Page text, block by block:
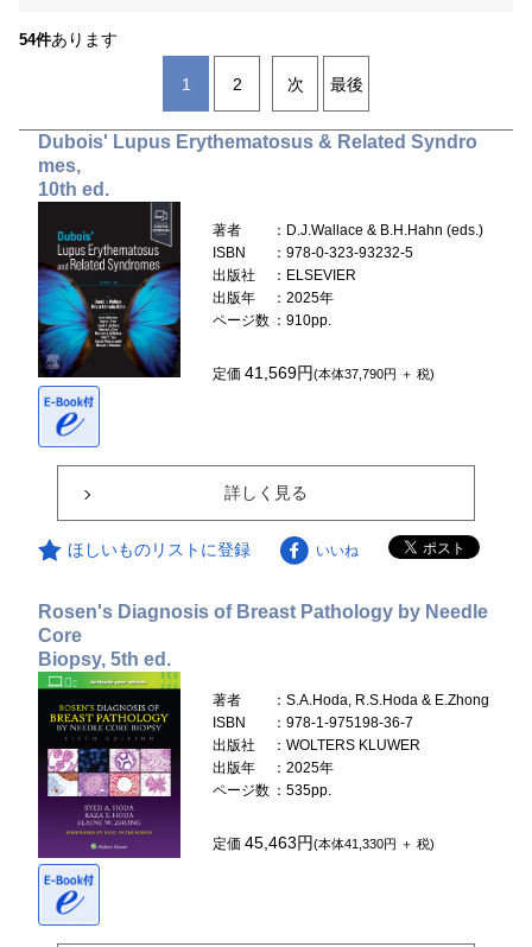
54件あります
1 2 次 最後
Dubois' Lupus Erythematosus & Related Syndro
mes,
10th ed.
著者
：D.J.Wallace & B.H.Hahn (eds.)
ISBN
：978-0-323-93232-5
出版社
：ELSEVIER
出版年
：2025年
ページ数 ：910pp.
定価41,569円(本体37,790円 ＋ 税)
詳しく見る
ほしいものリストに登録 いいね
Rosen's Diagnosis of Breast Pathology by Needle
Core
Biopsy, 5th ed.
著者
：S.A.Hoda, R.S.Hoda & E.Zhong
ISBN
：978-1-975198-36-7
出版社
：WOLTERS KLUWER
出版年
：2025年
ページ数 ：535pp.
定価45,463円(本体41,330円 ＋ 税)